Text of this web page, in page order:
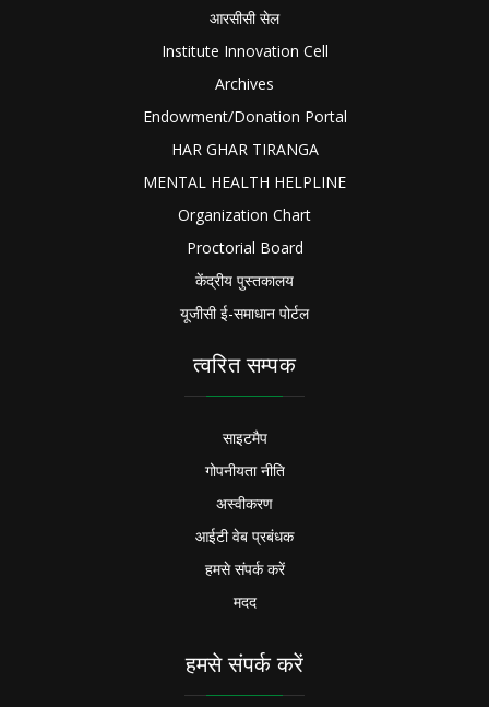
आरसीसी सेल
Institute Innovation Cell
Archives
Endowment/Donation Portal
HAR GHAR TIRANGA
MENTAL HEALTH HELPLINE
Organization Chart
Proctorial Board
केंद्रीय पुस्तकालय
यूजीसी ई-समाधान पोर्टल
त्वरित सम्पक
साइटमैप
गोपनीयता नीति
अस्वीकरण
आईटी वेब प्रबंधक
हमसे संपर्क करें
मदद
हमसे संपर्क करें